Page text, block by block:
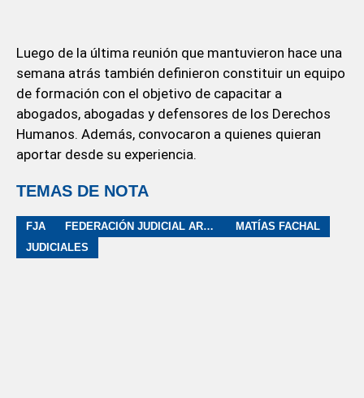
Luego de la última reunión que mantuvieron hace una
semana atrás también definieron constituir un equipo
de formación con el objetivo de capacitar a
abogados, abogadas y defensores de los Derechos
Humanos. Además, convocaron a quienes quieran
aportar desde su experiencia.
TEMAS DE NOTA
FJA FEDERACIÓN JUDICIAL ARGENTINA
MATÍAS FACHAL
JUDICIALES